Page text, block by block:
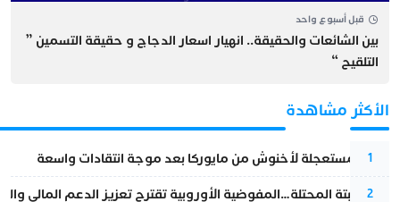
قبل أسبوع واحد
بين الشائعات والحقيقة.. انهيار اسعار الدجاج و حقيقة التسمين ”
التلقيح “
الأكثر مشاهدة
1
عودة مستعجلة لأخنوش من مايوركا بعد موجة انتقادات واسعة
2
أزمة سبتة المحتلة…المفوضية الأوروبية تقترح تعزيز الدعم المالي